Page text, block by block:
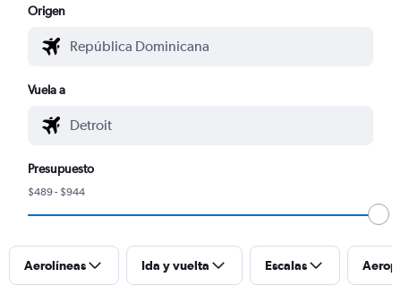
Origen
Vuela a
Presupuesto
$489 - $944
Aerolíneas Ida y vuelta Escalas